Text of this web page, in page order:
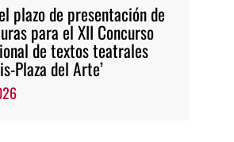
plazo de presentación de
para el XII Concurso
de textos teatrales
Plaza del Arte’